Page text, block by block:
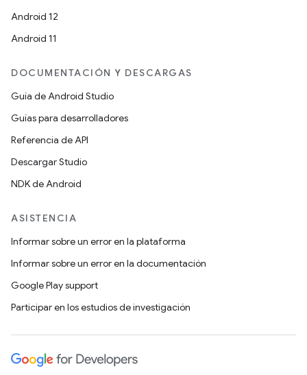
Android 12
Android 11
DOCUMENTACIÓN Y DESCARGAS
Guía de Android Studio
Guías para desarrolladores
Referencia de API
Descargar Studio
NDK de Android
ASISTENCIA
Informar sobre un error en la plataforma
Informar sobre un error en la documentación
Google Play support
Participar en los estudios de investigación